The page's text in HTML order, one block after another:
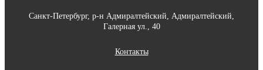
Санкт-Петербург, р-н Адмиралтейский, Адмиралтейский,
Галерная ул., 40
Контакты